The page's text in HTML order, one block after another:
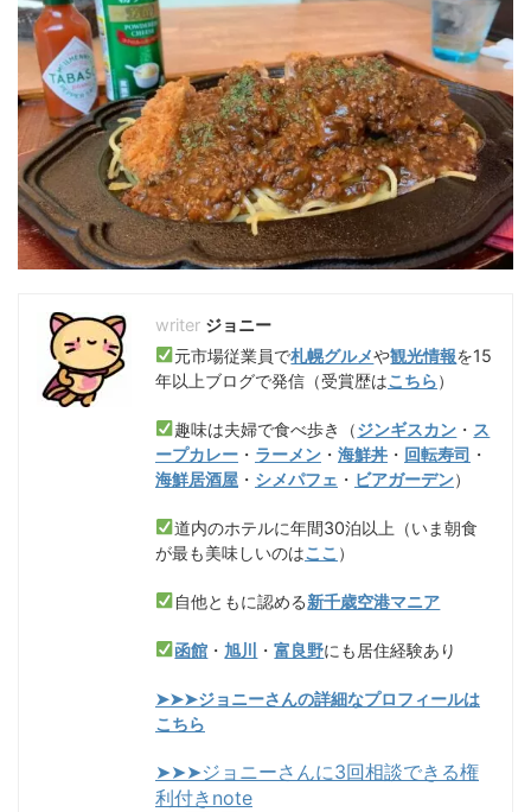
ジョニー
元市場従業員で札幌グルメや観光情報を15
年以上ブログで発信（受賞歴はこちら）
趣味は夫婦で食べ歩き（ジンギスカン ・ ス
ープカレー ・ ラーメン ・ 海鮮丼 ・ 回転寿司 ・
海鮮居酒屋 ・ シメパフェ ・ ビアガーデン）
道内のホテルに年間30泊以上（いま朝食
が最も美味しいのはここ ）
自他ともに認める新千歳空港マニア
函館 ・旭川 ・富良野にも居住経験あり
➤➤➤ジョニーさんの詳細なプロフィールは
こちら
➤➤➤ジョニーさんに3回相談できる権
利付きnote